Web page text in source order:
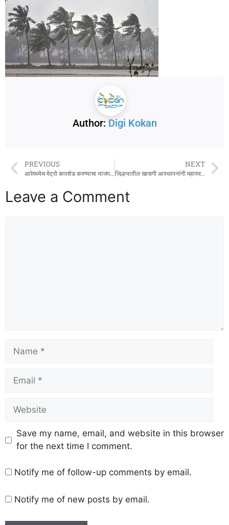
Author: Digi Kokan
PREVIOUS
आरेमध्येच मेट्रो कारशेड करण्याचा भाजप सरकारचा निर्णय मुंबईकरांच्या आरोग्याशी खेळणारा : नाना पटोले
NEXT
जिल्हयातील खासगी आस्थापनांनी महास्वयंम वेबपोर्टलच्या माध्यमातून रोजगार उपलब्ध करावा
Leave a Comment
Save my name, email, and website in this browser
for the next time I comment.
Notify me of follow-up comments by email.
Notify me of new posts by email.